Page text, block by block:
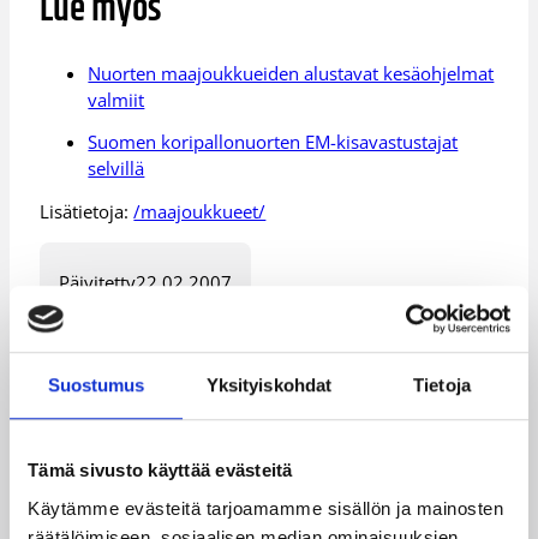
Suostumus Yksityiskohdat Tietoja
Tämä sivusto käyttää evästeitä
Käytämme evästeitä tarjoamamme sisällön ja mainosten
Nuorten maajoukkueiden alustavat kesäohjelmat
valmiit
Suomen koripallonuorten EM-kisavastustajat
selvillä
Lisätietoja:/maajoukkueet/
Päivitetty22.02.2007
Henkilöt